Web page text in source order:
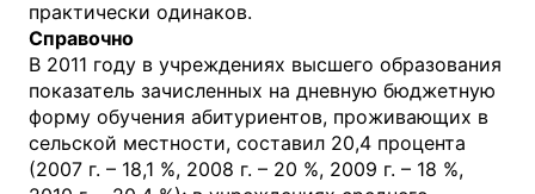
практически одинаков.
Справочно
В 2011 году в учреждениях высшего образования
показатель зачисленных на дневную бюджетную
форму обучения абитуриентов, проживающих в
сельской местности, составил 20,4 процента
(2007 г. – 18,1 %, 2008 г. – 20 %, 2009 г. – 18 %,